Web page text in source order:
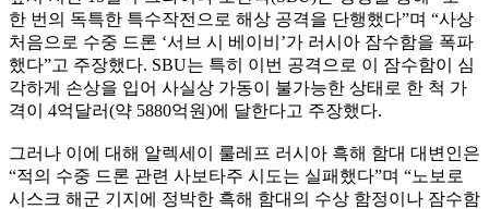
한 번의 독특한 특수작전으로 해상 공격을 단행했다”며 “사상
처음으로 수중 드론 ‘서브 시 베이비’가 러시아 잠수함을 폭파
했다”고 주장했다. SBU는 특히 이번 공격으로 이 잠수함이 심
각하게 손상을 입어 사실상 가동이 불가능한 상태로 한 척 가
격이 4억달러(약 5880억원)에 달한다고 주장했다.
그러나 이에 대해 알렉세이 룰레프 러시아 흑해 함대 대변인은
“적의 수중 드론 관련 사보타주 시도는 실패했다”며 “노보로
시스크 해군 기지에 정박한 흑해 함대의 수상 함정이나 잠수함